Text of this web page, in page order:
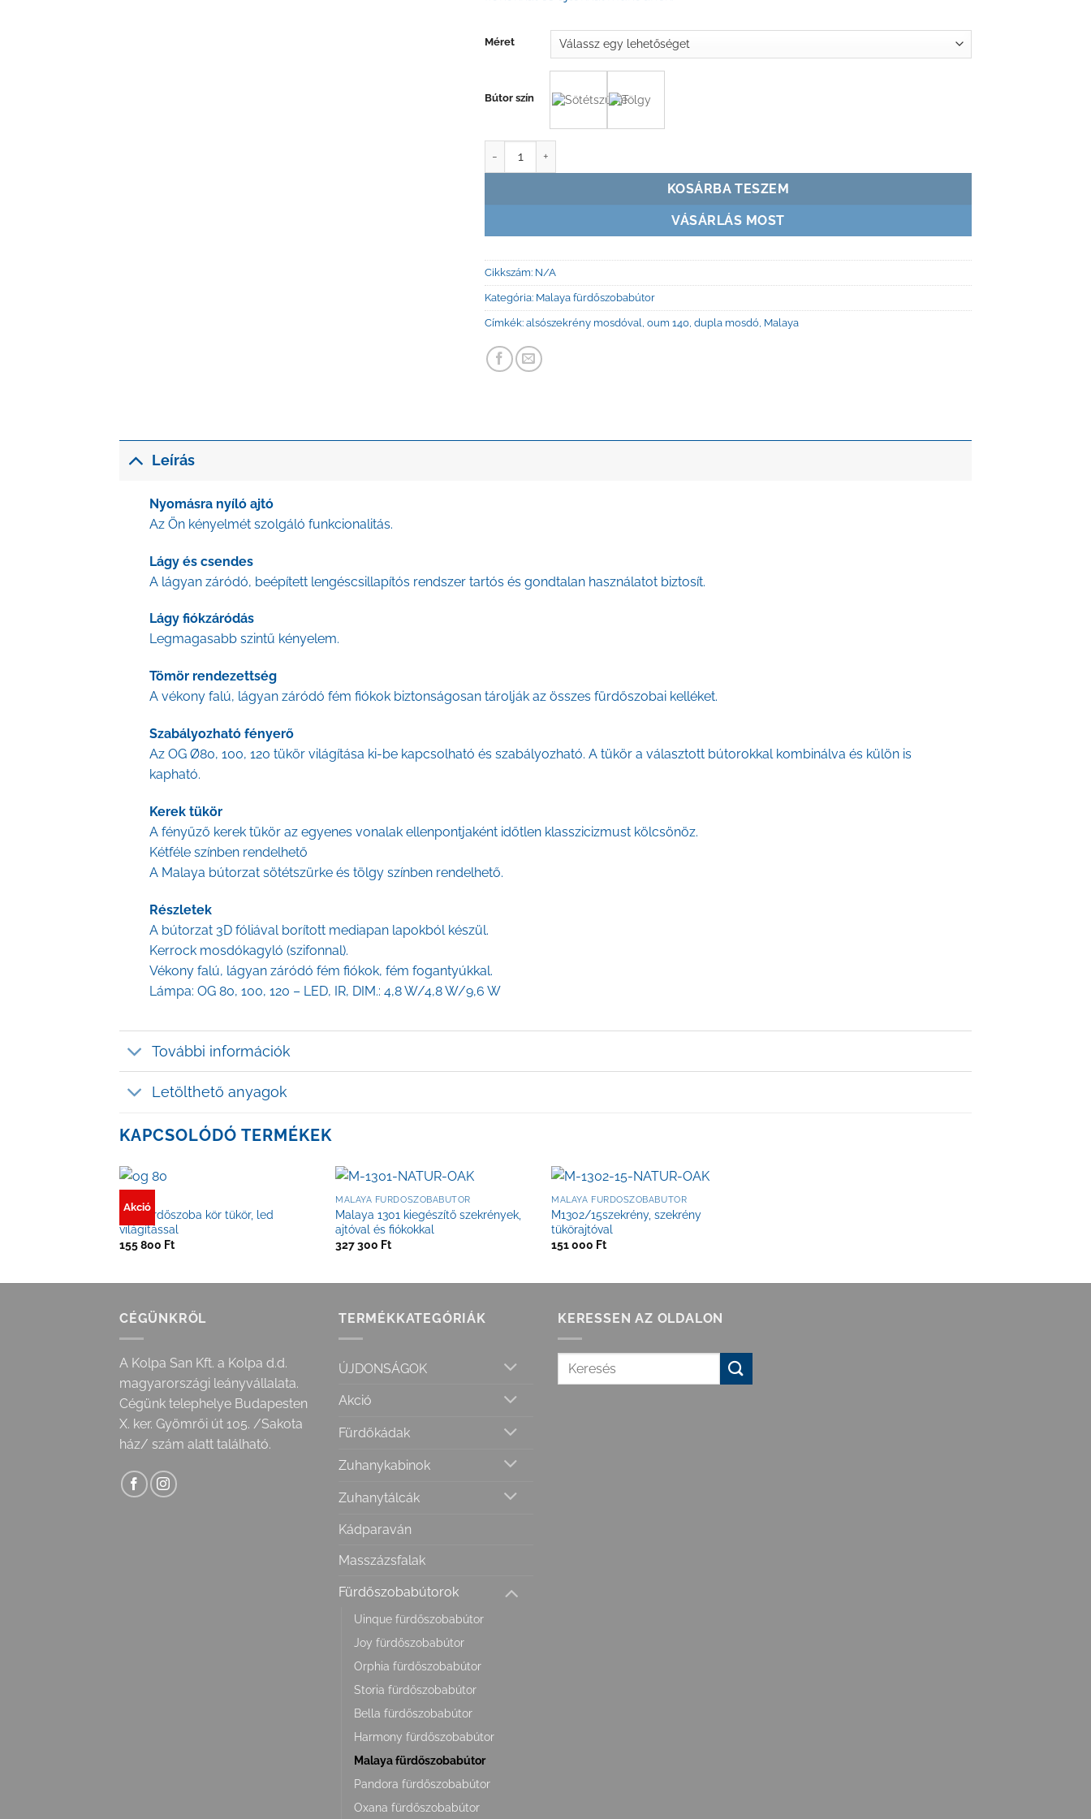
Méret
Bútor szín
KOSÁRBA TESZEM
VÁSÁRLÁS MOST
Cikkszám: N/A
Kategória: Malaya fürdőszobabútor
Címkék: alsószekrény mosdóval oum 140 dupla mosdó Malaya
Leírás
Nyomásra nyíló ajtó
Az Ön kényelmét szolgáló funkcionalitás.
Lágy és csendes
A lágyan záródó, beépített lengéscsillapítós rendszer tartós és gondtalan használatot biztosít.
Lágy fiókzáródás
Legmagasabb szintű kényelem.
Tömör rendezettség
A vékony falú, lágyan záródó fém fiókok biztonságosan tárolják az összes fürdőszobai kelléket.
Szabályozható fényerő
Az OG Ø80, 100, 120 tükör világítása ki-be kapcsolható és szabályozható. A tükör a választott bútorokkal kombinálva és külön is
kapható.
Kerek tükör
A fényűző kerek tükör az egyenes vonalak ellenpontjaként időtlen klasszicizmust kölcsönöz.
Kétféle színben rendelhető
A Malaya bútorzat sötétszürke és tölgy színben rendelhető.
Részletek
A bútorzat 3D fóliával borított mediapan lapokból készül.
Kerrock mosdókagyló (szifonnal).
Vékony falú, lágyan záródó fém fiókok, fém fogantyúkkal.
Lámpa: OG 80, 100, 120 – LED, IR, DIM.: 4,8 W/4,8 W/9,6 W
További információk
Letölthető anyagok
KAPCSOLÓDÓ TERMÉKEK
Akció
OG Fürdőszoba kör tükör, led
világítással
155 800 Ft
MALAYA FÜRDŐSZOBABÚTOR
Malaya 1301 kiegészítő szekrények,
ajtóval és fiókokkal
327 300 Ft
MALAYA FÜRDŐSZOBABÚTOR
M1302/15szekrény, szekrény
tükörajtóval
151 000 Ft
CÉGÜNKRŐL
A Kolpa San Kft. a Kolpa d.d.
magyarországi leányvállalata.
Cégünk telephelye Budapesten
X. ker. Gyömrői út 105. /Sakota
ház/ szám alatt található.
TERMÉKKATEGÓRIÁK
ÚJDONSÁGOK
Akció
Fürdőkádak
Zuhanykabinok
Zuhanytálcák
Kádparaván
Masszázsfalak
Fürdőszobabútorok
Uinque fürdőszobabútor
Joy fürdőszobabútor
Orphia fürdőszobabútor
Storia fürdőszobabútor
Bella fürdőszobabútor
Harmony fürdőszobabútor
Malaya fürdőszobabútor
Pandora fürdőszobabútor
Oxana fürdőszobabútor
KERESSEN AZ OLDALON